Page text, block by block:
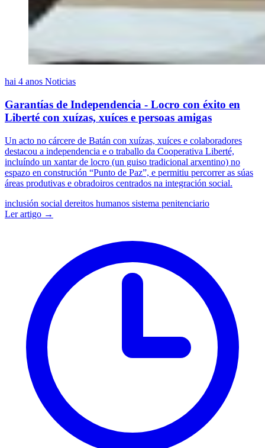
hai 4 anos Noticias
Garantías de Independencia - Locro con éxito en
Liberté con xuízas, xuíces e persoas amigas
Un acto no cárcere de Batán con xuízas, xuíces e colaboradores
destacou a independencia e o traballo da Cooperativa Liberté,
incluíndo un xantar de locro (un guiso tradicional arxentino) no
espazo en construción “Punto de Paz”, e permitiu percorrer as súas
áreas produtivas e obradoiros centrados na integración social.
inclusión social dereitos humanos sistema penitenciario
Ler artigo →